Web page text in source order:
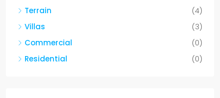
Terrain
(4)
Villas
(3)
Commercial
(0)
Residential
(0)